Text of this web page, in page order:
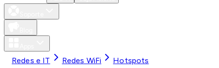
Redes e IT Redes WiFi Hotspots